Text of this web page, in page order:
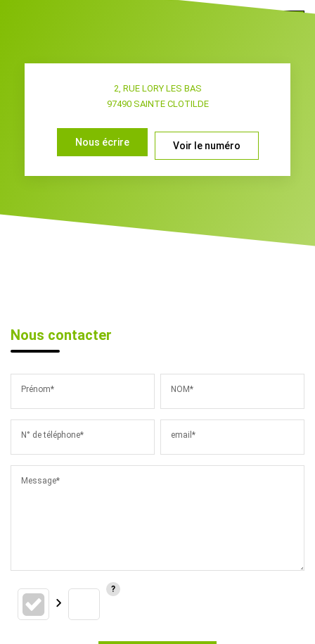
2, RUE LORY LES BAS
97490 SAINTE CLOTILDE
Nous écrire Voir le numéro
Nous contacter
Prénom* NOM*
N° de téléphone* email*
Message*